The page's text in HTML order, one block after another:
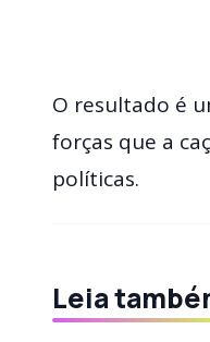
O resultado é
forças que a
políticas.
Leia